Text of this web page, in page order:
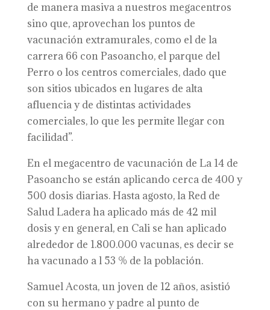
de manera masiva a nuestros megacentros
sino que, aprovechan los puntos de
vacunación extramurales, como el de la
carrera 66 con Pasoancho, el parque del
Perro o los centros comerciales, dado que
son sitios ubicados en lugares de alta
afluencia y de distintas actividades
comerciales, lo que les permite llegar con
facilidad”.
En el megacentro de vacunación de La 14 de
Pasoancho se están aplicando cerca de 400 y
500 dosis diarias. Hasta agosto, la Red de
Salud Ladera ha aplicado más de 42 mil
dosis y en general, en Cali se han aplicado
alrededor de 1.800.000 vacunas, es decir se
ha vacunado a l 53 % de la población.
Samuel Acosta, un joven de 12 años, asistió
con su hermano y padre al punto de